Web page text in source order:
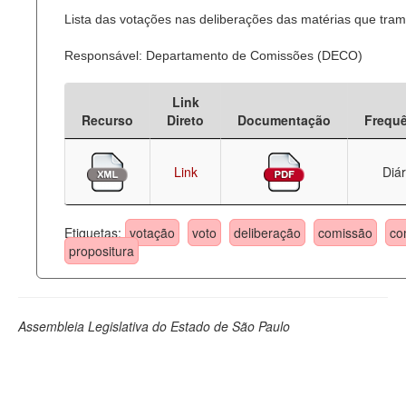
Lista das votações nas deliberações das matérias que
Responsável: Departamento de Comissões (DECO)
Recurso
Link
Direto
Documentação
Link
Etiquetas: votação voto deliberação comissão
propositura
Assembleia Legislativa do Estado de São Paulo